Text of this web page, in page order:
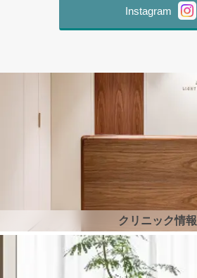
Instagram
クリニック情報